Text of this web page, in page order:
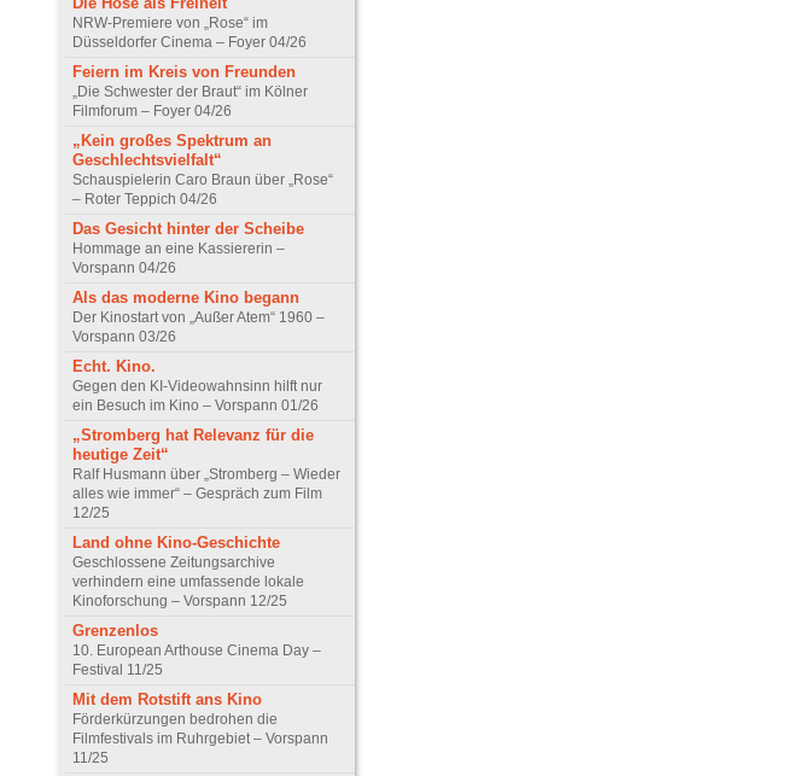
NRW-Premiere von „Rose“ im
Düsseldorfer Cinema – Foyer 04/26
Feiern im Kreis von Freunden
„Die Schwester der Braut“ im Kölner
Filmforum – Foyer 04/26
„Kein großes Spektrum an
Geschlechtsvielfalt“
Schauspielerin Caro Braun über „Rose“
– Roter Teppich 04/26
Das Gesicht hinter der Scheibe
Hommage an eine Kassiererin –
Vorspann 04/26
Als das moderne Kino begann
Der Kinostart von „Außer Atem“ 1960 –
Vorspann 03/26
Echt. Kino.
Gegen den KI-Videowahnsinn hilft nur
ein Besuch im Kino – Vorspann 01/26
„Stromberg hat Relevanz für die
heutige Zeit“
Ralf Husmann über „Stromberg – Wieder
alles wie immer“ – Gespräch zum Film
12/25
Land ohne Kino-Geschichte
Geschlossene Zeitungsarchive
verhindern eine umfassende lokale
Kinoforschung – Vorspann 12/25
Grenzenlos
10. European Arthouse Cinema Day –
Festival 11/25
Mit dem Rotstift ans Kino
Förderkürzungen bedrohen die
Filmfestivals im Ruhrgebiet – Vorspann
11/25